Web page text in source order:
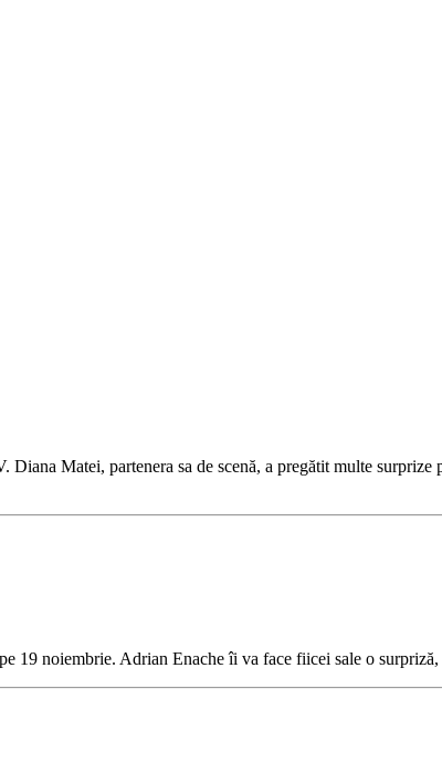
Matei, partenera sa de scenă, a pregătit multe
19 noiembrie. Adrian Enache îi va face fiicei sale o